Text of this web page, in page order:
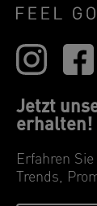
Jetzt
erhalten!
Erfahren
Trends,